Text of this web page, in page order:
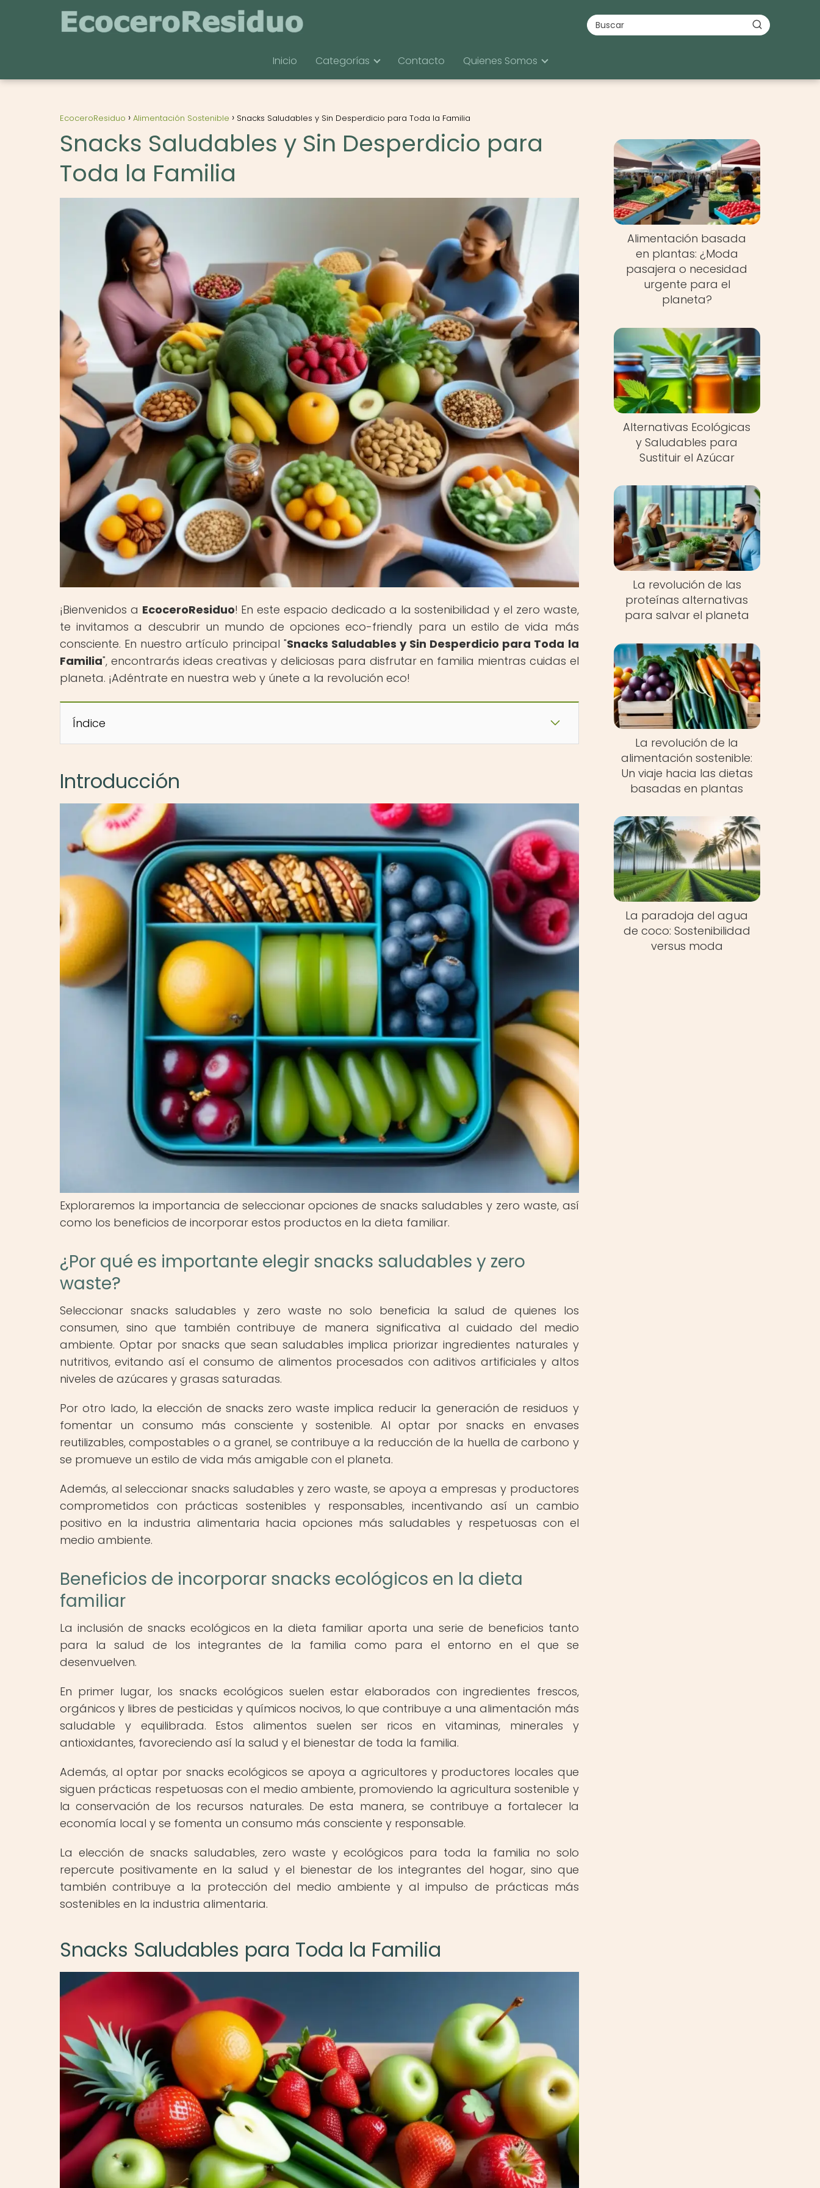
Inicio Categorías Contacto Quienes Somos
EcoceroResiduo Alimentación Sostenible Snacks Saludables y Sin Desperdicio para Toda la Familia
Snacks Saludables y Sin Desperdicio para
Toda la Familia
¡Bienvenidos a EcoceroResiduo! En este espacio dedicado a la sostenibilidad y el zero waste,
te invitamos a descubrir un mundo de opciones eco-friendly para un estilo de vida más
consciente. En nuestro artículo principal "Snacks Saludables y Sin Desperdicio para Toda la
Familia", encontrarás ideas creativas y deliciosas para disfrutar en familia mientras cuidas el
planeta. ¡Adéntrate en nuestra web y únete a la revolución eco!
Índice
Introducción
Exploraremos la importancia de seleccionar opciones de snacks saludables y zero waste, así
como los beneficios de incorporar estos productos en la dieta familiar.
¿Por qué es importante elegir snacks saludables y zero
waste?
Seleccionar snacks saludables y zero waste no solo beneficia la salud de quienes los
consumen, sino que también contribuye de manera significativa al cuidado del medio
ambiente. Optar por snacks que sean saludables implica priorizar ingredientes naturales y
nutritivos, evitando así el consumo de alimentos procesados con aditivos artificiales y altos
niveles de azúcares y grasas saturadas.
Por otro lado, la elección de snacks zero waste implica reducir la generación de residuos y
fomentar un consumo más consciente y sostenible. Al optar por snacks en envases
reutilizables, compostables o a granel, se contribuye a la reducción de la huella de carbono y
se promueve un estilo de vida más amigable con el planeta.
Además, al seleccionar snacks saludables y zero waste, se apoya a empresas y productores
comprometidos con prácticas sostenibles y responsables, incentivando así un cambio
positivo en la industria alimentaria hacia opciones más saludables y respetuosas con el
medio ambiente.
Beneficios de incorporar snacks ecológicos en la dieta
familiar
La inclusión de snacks ecológicos en la dieta familiar aporta una serie de beneficios tanto
para la salud de los integrantes de la familia como para el entorno en el que se
desenvuelven.
En primer lugar, los snacks ecológicos suelen estar elaborados con ingredientes frescos,
orgánicos y libres de pesticidas y químicos nocivos, lo que contribuye a una alimentación más
saludable y equilibrada. Estos alimentos suelen ser ricos en vitaminas, minerales y
antioxidantes, favoreciendo así la salud y el bienestar de toda la familia.
Además, al optar por snacks ecológicos se apoya a agricultores y productores locales que
siguen prácticas respetuosas con el medio ambiente, promoviendo la agricultura sostenible y
la conservación de los recursos naturales. De esta manera, se contribuye a fortalecer la
economía local y se fomenta un consumo más consciente y responsable.
La elección de snacks saludables, zero waste y ecológicos para toda la familia no solo
repercute positivamente en la salud y el bienestar de los integrantes del hogar, sino que
también contribuye a la protección del medio ambiente y al impulso de prácticas más
sostenibles en la industria alimentaria.
Snacks Saludables para Toda la Familia
Alimentación basada
en plantas: ¿Moda
pasajera o necesidad
urgente para el
planeta?
Alternativas Ecológicas
y Saludables para
Sustituir el Azúcar
La revolución de las
proteínas alternativas
para salvar el planeta
La revolución de la
alimentación sostenible:
Un viaje hacia las dietas
basadas en plantas
La paradoja del agua
de coco: Sostenibilidad
versus moda